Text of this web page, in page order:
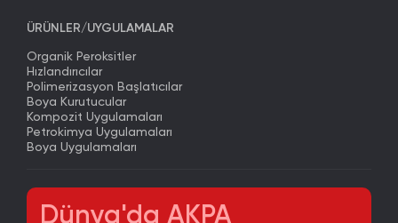
ÜRÜNLER/UYGULAMALAR
Organik Peroksitler
Hızlandırıcılar
Polimerizasyon Başlatıcılar
Boya Kurutucular
Kompozit Uygulamaları
Petrokimya Uygulamaları
Boya Uygulamaları
Dünya'da AKPA